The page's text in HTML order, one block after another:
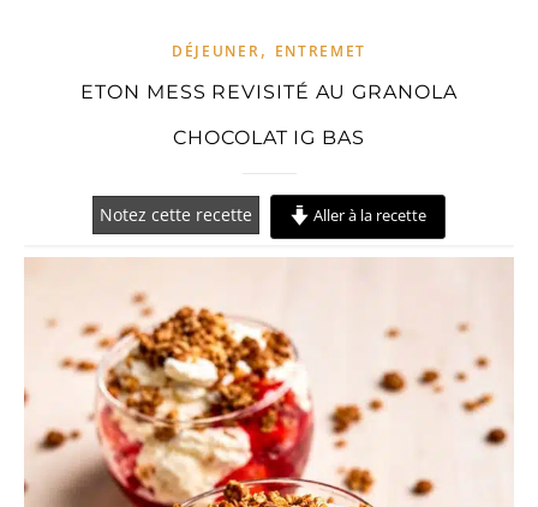
DÉJEUNER, ENTREMET
ETON MESS REVISITÉ AU GRANOLA
CHOCOLAT IG BAS
Notez cette recette Aller à la recette